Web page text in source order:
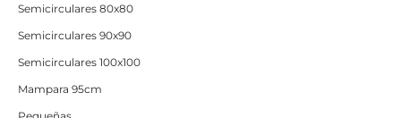
Semicirculares 80x80
Semicirculares 90x90
Semicirculares 100x100
Mampara 95cm